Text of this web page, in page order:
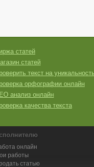
статей
статей
текст на уникальность
орфографии онлайн
анализ онлайн
качества текста
онлайн
работы
статью